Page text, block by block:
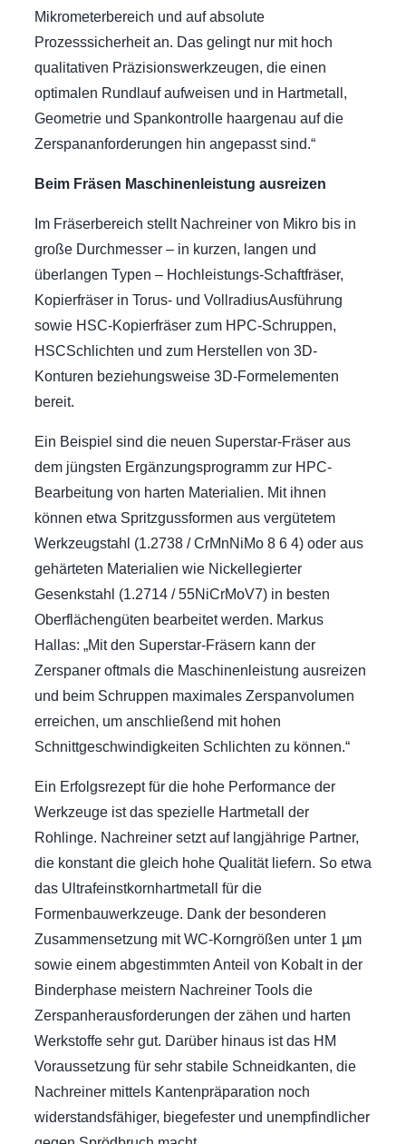
Mikrometerbereich und auf absolute
Prozesssicherheit an. Das gelingt nur mit hoch
qualitativen Präzisionswerkzeugen, die einen
optimalen Rundlauf aufweisen und in Hartmetall,
Geometrie und Spankontrolle haargenau auf die
Zerspananforderungen hin angepasst sind.“
Beim Fräsen Maschinenleistung ausreizen
Im Fräserbereich stellt Nachreiner von Mikro bis in
große Durchmesser – in kurzen, langen und
überlangen Typen – Hochleistungs-Schaftfräser,
Kopierfräser in Torus- und VollradiusAusführung
sowie HSC-Kopierfräser zum HPC-Schruppen,
HSCSchlichten und zum Herstellen von 3D-
Konturen beziehungsweise 3D-Formelementen
bereit.
Ein Beispiel sind die neuen Superstar-Fräser aus
dem jüngsten Ergänzungsprogramm zur HPC-
Bearbeitung von harten Materialien. Mit ihnen
können etwa Spritzgussformen aus vergütetem
Werkzeugstahl (1.2738 / CrMnNiMo 8 6 4) oder aus
gehärteten Materialien wie Nickellegierter
Gesenkstahl (1.2714 / 55NiCrMoV7) in besten
Oberflächengüten bearbeitet werden. Markus
Hallas: „Mit den Superstar-Fräsern kann der
Zerspaner oftmals die Maschinenleistung ausreizen
und beim Schruppen maximales Zerspanvolumen
erreichen, um anschließend mit hohen
Schnittgeschwindigkeiten Schlichten zu können.“
Ein Erfolgsrezept für die hohe Performance der
Werkzeuge ist das spezielle Hartmetall der
Rohlinge. Nachreiner setzt auf langjährige Partner,
die konstant die gleich hohe Qualität liefern. So etwa
das Ultrafeinstkornhartmetall für die
Formenbauwerkzeuge. Dank der besonderen
Zusammensetzung mit WC-Korngrößen unter 1 µm
sowie einem abgestimmten Anteil von Kobalt in der
Binderphase meistern Nachreiner Tools die
Zerspanherausforderungen der zähen und harten
Werkstoffe sehr gut. Darüber hinaus ist das HM
Voraussetzung für sehr stabile Schneidkanten, die
Nachreiner mittels Kantenpräparation noch
widerstandsfähiger, biegefester und unempfindlicher